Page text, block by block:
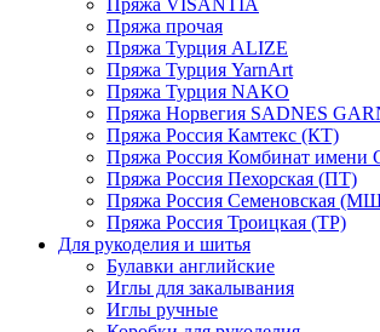
Пряжа прочая
Пряжа Турция ALIZE
Пряжа Турция YarnArt
Пряжа Турция NAKO
Пряжа Норвегия SADNES
Пряжа Россия Камтекс (КТ)
Пряжа Россия Комбинат имени
Пряжа Россия Пехорская (ПТ)
Пряжа Россия Семеновская
Пряжа Россия Троицкая (ТР)
Для рукоделия и шитья
Булавки английские
Иглы для закалывания
Иглы ручные